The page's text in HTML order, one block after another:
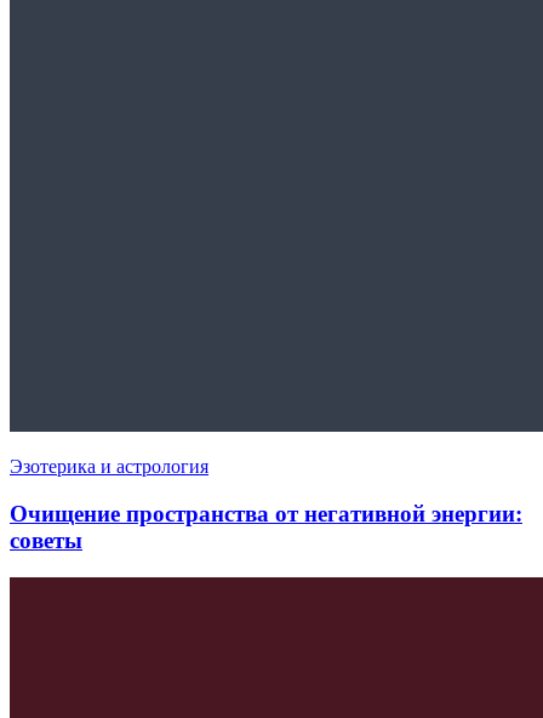
Эзотерика и астрология
Очищение пространства от негативной энергии:
советы